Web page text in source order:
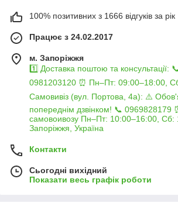
100% позитивних з 1666 відгуків за рік
Працює з 24.02.2017
м. Запоріжжя
1️⃣ Доставка поштою та консультації:
0981203120 ⏰ Пн–Пт: 09:00–18:00,
Самовивіз (вул. Портова, 4а): ⚠️
попереднім дзвінком! 📞 0969828179
самовоивозу Пн–Пт: 10:00–16:00, Сб:
Запоріжжя, Україна
Контакти
Сьогодні вихідний
Показати весь графік роботи